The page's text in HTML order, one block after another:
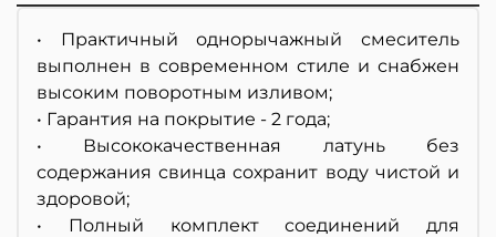
• Практичный однорычажный смеситель
выполнен в современном стиле и снабжен
высоким поворотным изливом;
• Гарантия на покрытие - 2 года;
• Высококачественная латунь без
содержания свинца сохранит воду чистой и
здоровой;
• Полный комплект соединений для